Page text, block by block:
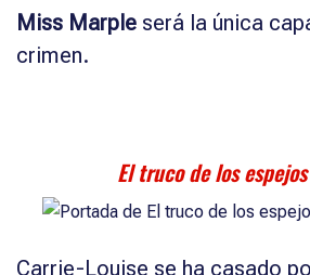
Miss Marple será la única
crimen.
El truco de los espejos
Carrie-Louise se ha casado